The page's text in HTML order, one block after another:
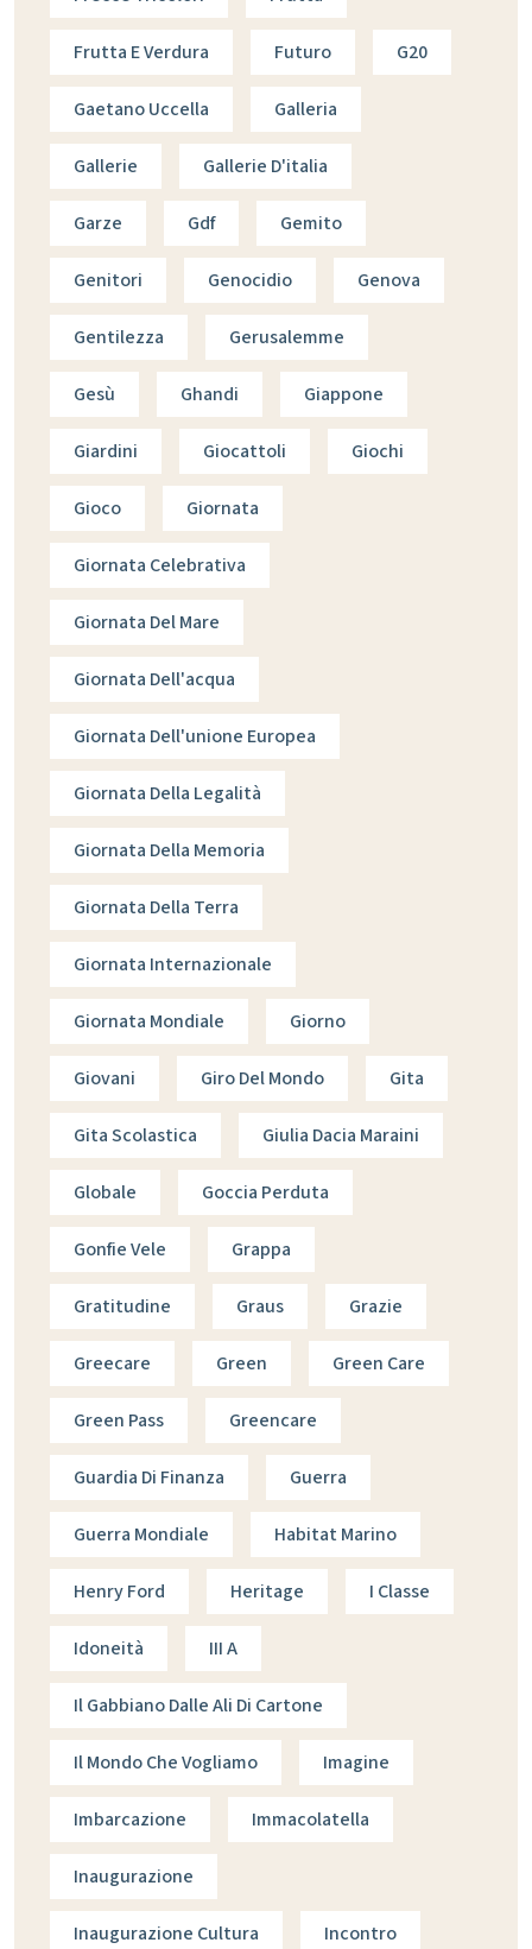
Frutta E Verdura Futuro G20
Gaetano Uccella Galleria
Gallerie Gallerie D'italia
Garze Gdf Gemito
Genitori Genocidio Genova
Gentilezza Gerusalemme
Gesù Ghandi Giappone
Giardini Giocattoli Giochi
Gioco Giornata
Giornata Celebrativa
Giornata Del Mare
Giornata Dell'acqua
Giornata Dell'unione Europea
Giornata Della Legalità
Giornata Della Memoria
Giornata Della Terra
Giornata Internazionale
Giornata Mondiale Giorno
Giovani Giro Del Mondo Gita
Gita Scolastica Giulia Dacia Maraini
Globale Goccia Perduta
Gonfie Vele Grappa
Gratitudine Graus Grazie
Greecare Green Green Care
Green Pass Greencare
Guardia Di Finanza Guerra
Guerra Mondiale Habitat Marino
Henry Ford Heritage I Classe
Idoneità III A
Il Gabbiano Dalle Ali Di Cartone
Il Mondo Che Vogliamo Imagine
Imbarcazione Immacolatella
Inaugurazione
Inaugurazione Cultura Incontro